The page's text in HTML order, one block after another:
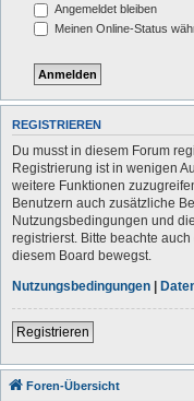
Angemeldet bleiben
Meinen Online-Status
REGISTRIEREN
Du musst in diesem Forum
Registrierung ist in wenigen
weitere Funktionen
Benutzern auch zusätzliche
Nutzungsbedingungen und
registrierst. Bitte beachte
diesem Board bewegst.
Nutzungsbedingungen |
Registrieren
Foren-Übersicht